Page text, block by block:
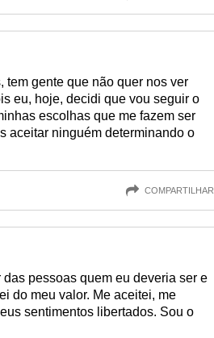
tem gente que não quer nos ver
eu, hoje, decidi que vou seguir o
escolhas que me fazem ser
aceitar ninguém determinando o
COMPARTILHAR
pessoas quem eu deveria ser e
do meu valor. Me aceitei, me
sentimentos libertados. Sou o